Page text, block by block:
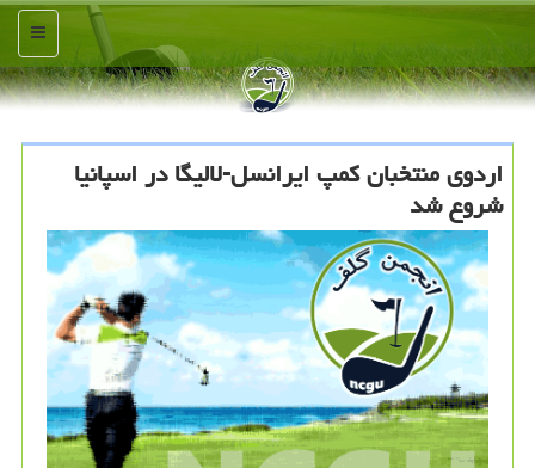
منو
اردوی منتخبان كمپ ایرانسل-لالیگا در اسپانیا
شروع شد